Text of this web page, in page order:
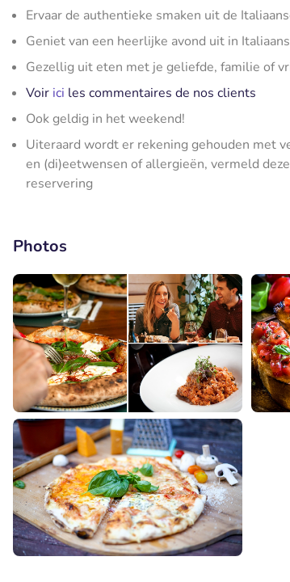
Ervaar de authentieke smaken uit de
Geniet van een heerlijke avond uit in
Gezellig uit eten met je geliefde, familie of
Voir ici les commentaires de nos clients
Ook geldig in het weekend!
Uiteraard wordt er rekening gehouden met
en (di)eetwensen of allergieën, vermeld
reservering
Photos